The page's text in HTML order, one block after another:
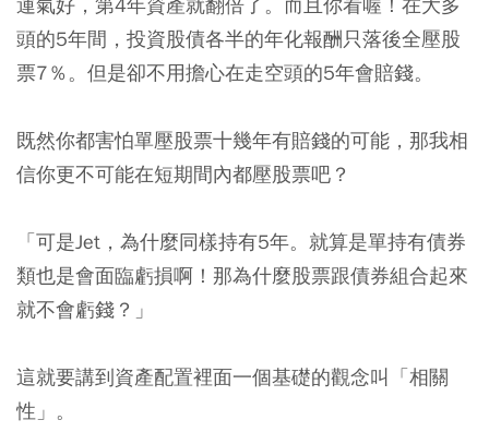
頭的5年間，投資股債各半的年化報酬只落後全壓股
票7％。但是卻不用擔心在走空頭的5年會賠錢。
既然你都害怕單壓股票十幾年有賠錢的可能，那我相
信你更不可能在短期間內都壓股票吧？
「可是Jet，為什麼同樣持有5年。就算是單持有債券
類也是會面臨虧損啊！那為什麼股票跟債券組合起來
就不會虧錢？」
這就要講到資產配置裡面一個基礎的觀念叫「相關
性」。